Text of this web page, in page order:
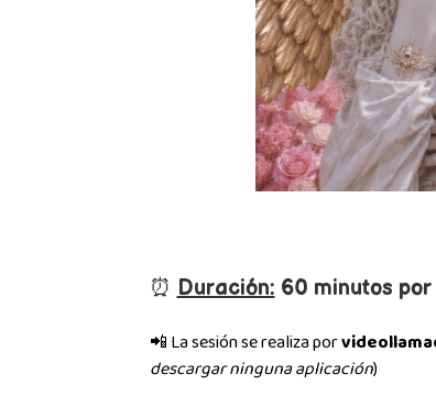
⏰ Duración: 60 minutos
📲 La sesión se realiza por
descargar ninguna aplicación)